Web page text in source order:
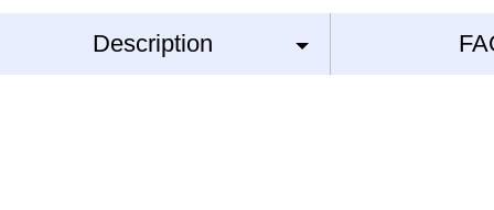
Description